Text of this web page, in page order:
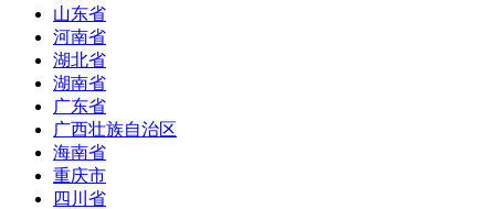
山东省
河南省
湖北省
湖南省
广东省
广西壮族自治区
海南省
重庆市
四川省